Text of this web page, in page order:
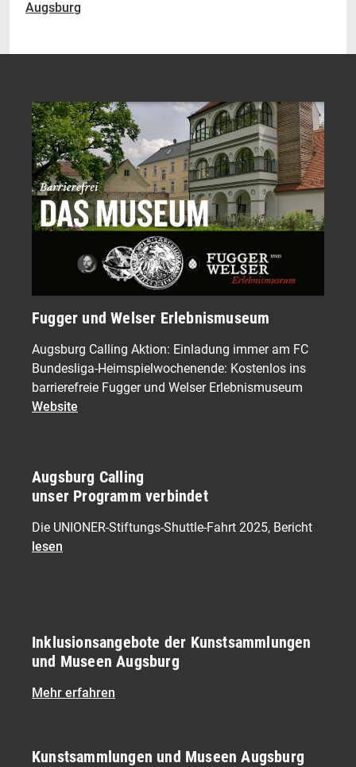
Augsburg
Fugger und Welser Erlebnismuseum
Augsburg Calling Aktion: Einladung immer am FC
Bundesliga-Heimspielwochenende: Kostenlos ins
barrierefreie Fugger und Welser Erlebnismuseum
Website
Augsburg Calling
unser Programm verbindet
Die UNIONER-Stiftungs-Shuttle-Fahrt 2025, Bericht
lesen
Inklusionsangebote der Kunstsammlungen
und Museen Augsburg
Mehr erfahren
Kunstsammlungen und Museen Augsburg